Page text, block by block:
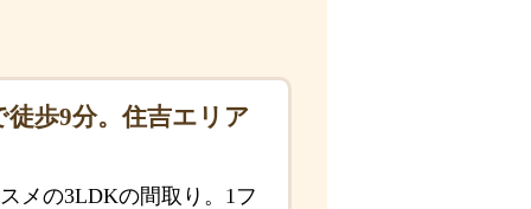
歩9分。住吉エリア
メの3LDKの間取り。1フ